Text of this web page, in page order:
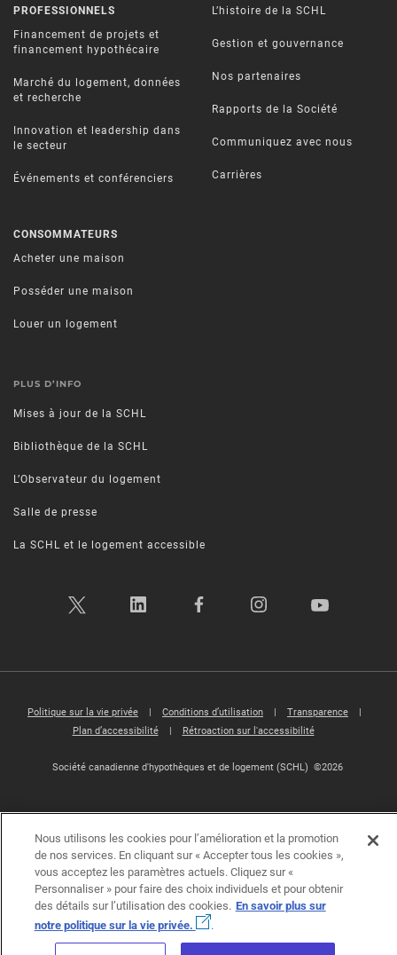
PROFESSIONNELS
Financement de projets et
financement hypothécaire
Marché du logement, données
et recherche
Innovation et leadership dans
le secteur
Événements et conférenciers
CONSOMMATEURS
Acheter une maison
Posséder une maison
Louer un logement
L’histoire de la SCHL
Gestion et gouvernance
Nos partenaires
Rapports de la Société
Communiquez avec nous
Carrières
PLUS D’INFO
Mises à jour de la SCHL
Bibliothèque de la SCHL
L’Observateur du logement
Salle de presse
La SCHL et le logement accessible
Politique sur la vie privée Conditions d’utilisation Transparence
Plan d’accessibilité
Rétroaction sur l'accessibilité
Société canadienne d'hypothèques et de logement (SCHL) ©2026
Nous utilisons les cookies pour l’amélioration et la promotion
de nos services. En cliquant sur « Accepter tous les cookies »,
vous acceptez les paramètres actuels. Cliquez sur «
Personnaliser » pour faire des choix individuels et pour obtenir
des détails sur l’utilisation des cookies. En savoir plus sur
notre politique sur la vie privée.
.